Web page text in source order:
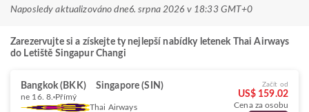
Naposledy aktualizováno dne6. srpna 2026 v 18:33 GMT+0
Zarezervujte si a získejte ty nejlepší nabídky letenek Thai Airways
do Letiště Singapur Changi
Bangkok (BKK) Singapore (SIN)
ne 16. 8. Přímý
Thai Airways
Začít od
US$ 159.02
Cena za osobu